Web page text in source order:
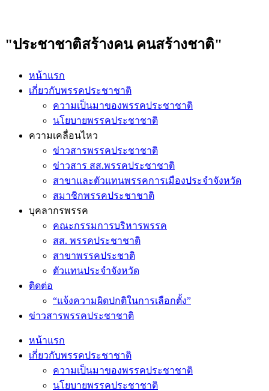
"ประชาชาติสร้างคน คนสร้างชาติ"
หน้าแรก
เกี่ยวกับพรรคประชาชาติ
ความเป็นมาของพรรคประชาชาติ
นโยบายพรรคประชาชาติ
ความเคลื่อนไหว
ข่าวสารพรรคประชาชาติ
ข่าวสาร สส.พรรคประชาชาติ
สาขาและตัวแทนพรรคการเมืองประจำจังหวัด
สมาชิกพรรคประชาชาติ
บุคลากรพรรค
คณะกรรมการบริหารพรรค
สส. พรรคประชาชาติ
สาขาพรรคประชาติ
ตัวแทนประจำจังหวัด
ติดต่อ
“แจ้งความผิดปกติในการเลือกตั้ง”
ข่าวสารพรรคประชาชาติ
หน้าแรก
เกี่ยวกับพรรคประชาชาติ
ความเป็นมาของพรรคประชาชาติ
นโยบายพรรคประชาชาติ